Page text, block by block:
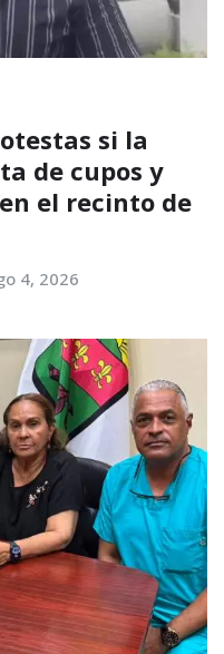
si la
de cupos y
el recinto de
4, 2026